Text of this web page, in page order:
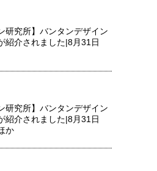
研究所】バンタンデザイン
紹介されました|8月31日
研究所】バンタンデザイン
紹介されました|8月31日
か